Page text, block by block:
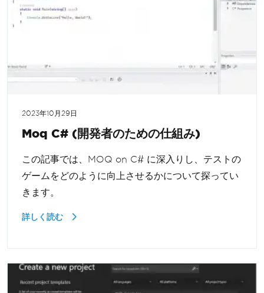
2023年10月29日
Moq C# (開発者のための仕組み)
この記事では、MOQ on C# に深入りし、テストの
ゲームをどのように向上させるかについて探ってい
きます。
詳しく読む